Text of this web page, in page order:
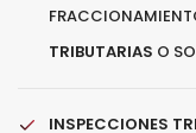
TRIBUTARIAS O
INSPECCIONES